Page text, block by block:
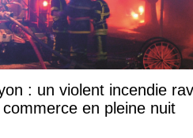
: un violent incendie
en pleine nuit